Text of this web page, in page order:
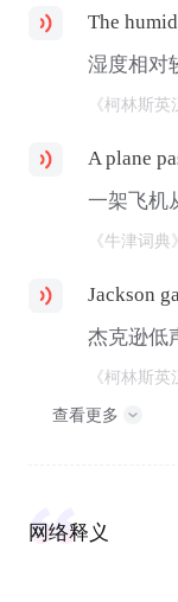
The
湿度相对
《柯林斯英
A plane
一架飞机
《牛津词典》
Jackson
杰克逊低
《柯林斯英
查看更多
网络释义